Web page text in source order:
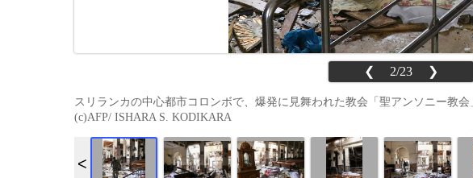
❮ 2/23 ❯
スリランカの中心都市コロンボで、爆発に見舞われた教会「聖アンソニー教会
(c)AFP/ ISHARA S. KODIKARA